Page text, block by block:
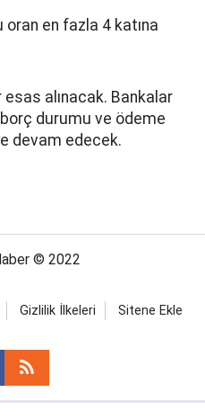
oran en fazla 4 katına
alınacak. Bankalar
durumu ve ödeme
devam edecek.
© 2022
Gizlilik İlkeleri Sitene Ekle